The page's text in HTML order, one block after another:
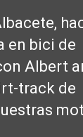
en bici de
Albert
track de